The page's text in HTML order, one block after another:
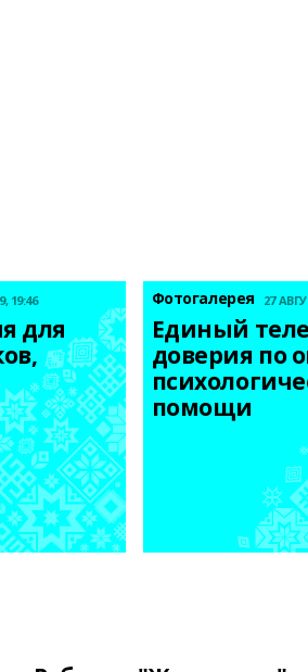
19:46
для
Фотогалерея 27
Единый
доверия по
помощи